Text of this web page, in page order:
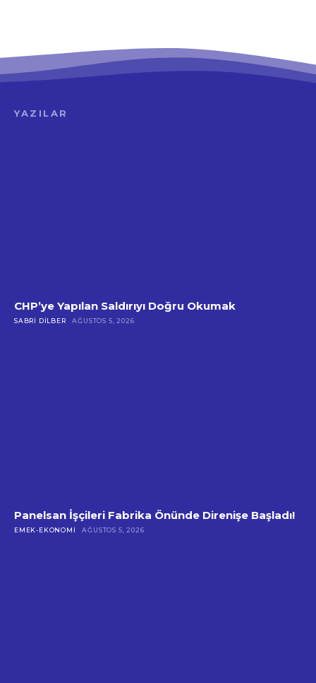
YAZILAR
CHP’ye Yapılan Saldırıyı Doğru Okumak
SABRI DILBER AĞUSTOS 5, 2026
Panelsan İşçileri Fabrika Önünde Direnişe Başladı!
EMEK-EKONOMI AĞUSTOS 5, 2026